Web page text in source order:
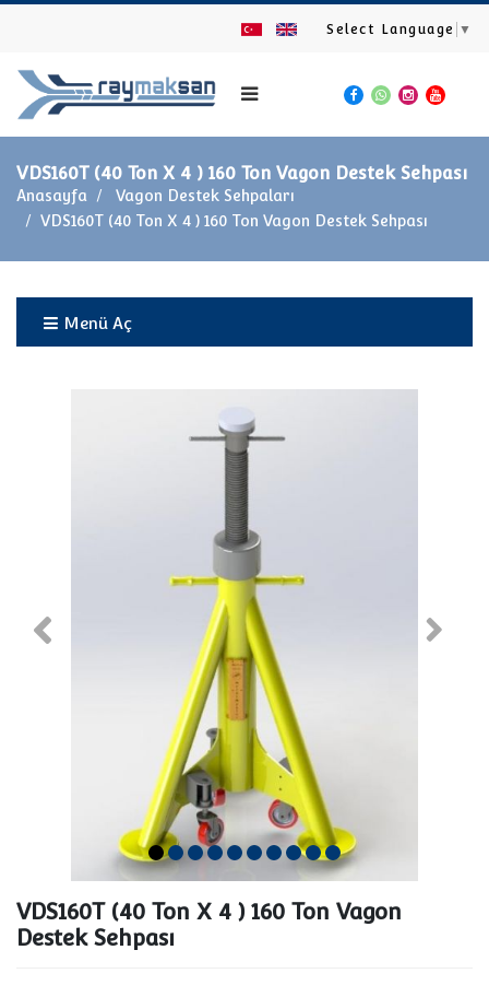
Select Language ▼
VDS160T (40 Ton X 4 ) 160 Ton Vagon Destek Sehpası
Anasayfa
Vagon Destek Sehpaları
VDS160T (40 Ton X 4 ) 160 Ton Vagon Destek Sehpası
Menü Aç
VDS160T (40 Ton X 4 ) 160 Ton Vagon
Destek Sehpası